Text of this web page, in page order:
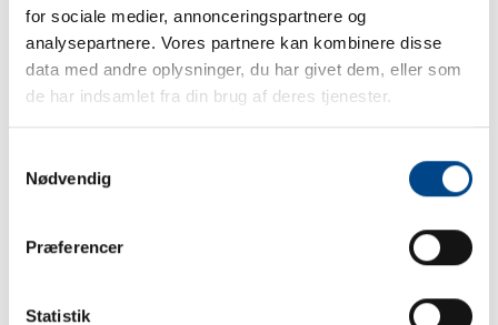
for sociale medier, annonceringspartnere og
analysepartnere. Vores partnere kan kombinere disse
data med andre oplysninger, du har givet dem, eller som
de har indsamlet fra din brug af deres tjenester.
Nødvendig
Præferencer
Statistik
DENNE HUND? 🐶 Denne søde